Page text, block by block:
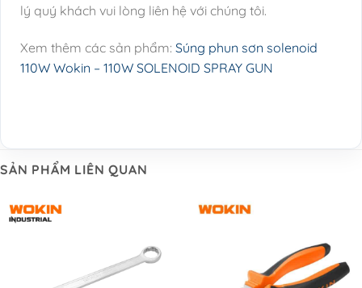
lý quý khách vui lòng liên hệ với chúng tôi.
Xem thêm các sản phẩm: Súng phun sơn solenoid
110W Wokin – 110W SOLENOID SPRAY GUN
SẢN PHẨM LIÊN QUAN